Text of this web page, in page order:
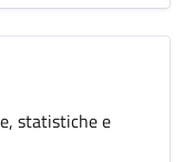
statistiche e